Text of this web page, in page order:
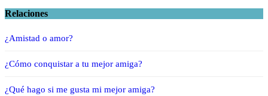
Relaciones
¿Amistad o amor?
¿Cómo conquistar a tu mejor amiga?
¿Qué hago si me gusta mi mejor amiga?